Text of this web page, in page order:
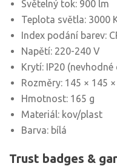
Světelný tok: 900 lm
Teplota světla: 3000
Index podání barev:
Napětí: 220-240 V
Krytí: IP20
Rozměry: 145 × 145
Hmotnost: 165 g
Materiál: kov/plast
Barva: bílá
Trust badges &